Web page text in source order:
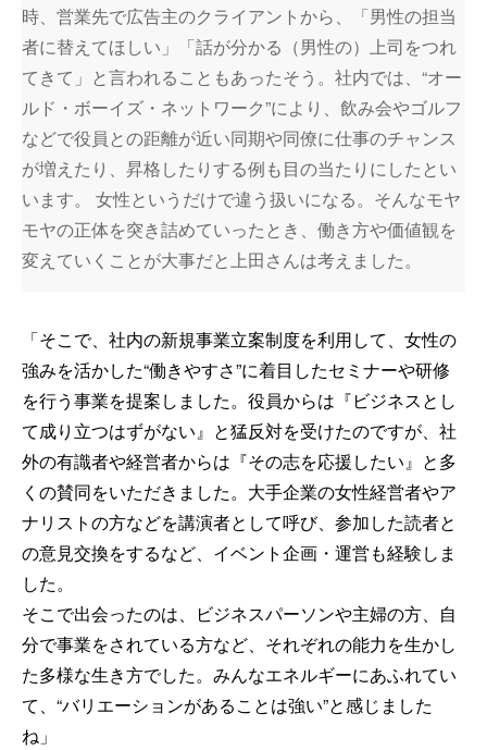
時、営業先で広告主のクライアントから、「男性の担当
者に替えてほしい」「話が分かる（男性の）上司をつれ
てきて」と言われることもあったそう。社内では、“オー
ルド・ボーイズ・ネットワーク”により、飲み会やゴルフ
などで役員との距離が近い同期や同僚に仕事のチャンス
が増えたり、昇格したりする例も目の当たりにしたとい
います。 女性というだけで違う扱いになる。そんなモヤ
モヤの正体を突き詰めていったとき、働き方や価値観を
変えていくことが大事だと上田さんは考えました。
「そこで、社内の新規事業立案制度を利用して、女性の
強みを活かした“働きやすさ”に着目したセミナーや研修
を行う事業を提案しました。役員からは『ビジネスとし
て成り立つはずがない』と猛反対を受けたのですが、社
外の有識者や経営者からは『その志を応援したい』と多
くの賛同をいただきました。大手企業の女性経営者やア
ナリストの方などを講演者として呼び、参加した読者と
の意見交換をするなど、イベント企画・運営も経験しま
した。
そこで出会ったのは、ビジネスパーソンや主婦の方、自
分で事業をされている方など、それぞれの能力を生かし
た多様な生き方でした。みんなエネルギーにあふれてい
て、“バリエーションがあることは強い”と感じました
ね」